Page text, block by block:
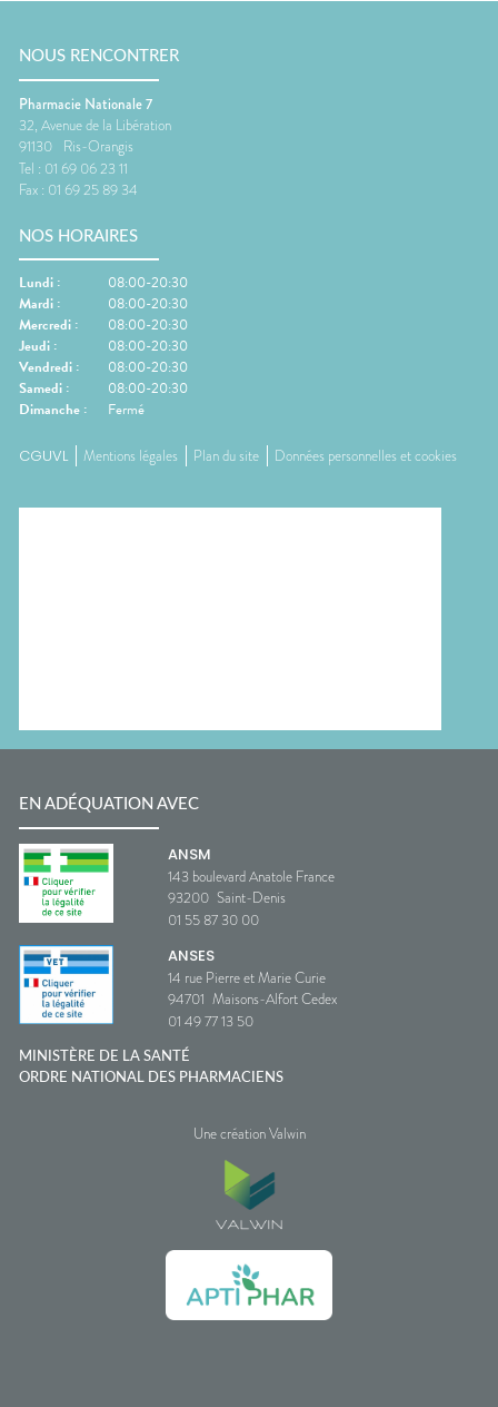
NOUS RENCONTRER
Pharmacie Nationale 7
32, Avenue de la Libération
91130 Ris-Orangis
Tel : 01 69 06 23 11
Fax : 01 69 25 89 34
NOS HORAIRES
Lundi :
08:00-20:30
Mardi :
08:00-20:30
Mercredi :
08:00-20:30
Jeudi :
08:00-20:30
Vendredi :
08:00-20:30
Samedi :
08:00-20:30
Dimanche : Fermé
CGUVL Mentions légales Plan du site Données personnelles et cookies
EN ADÉQUATION AVEC
ANSM
143 boulevard Anatole France
93200 Saint-Denis
01 55 87 30 00
ANSES
14 rue Pierre et Marie Curie
94701 Maisons-Alfort Cedex
01 49 77 13 50
MINISTÈRE DE LA SANTÉ
ORDRE NATIONAL DES PHARMACIENS
Une création Valwin